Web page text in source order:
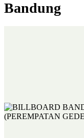
Bandung